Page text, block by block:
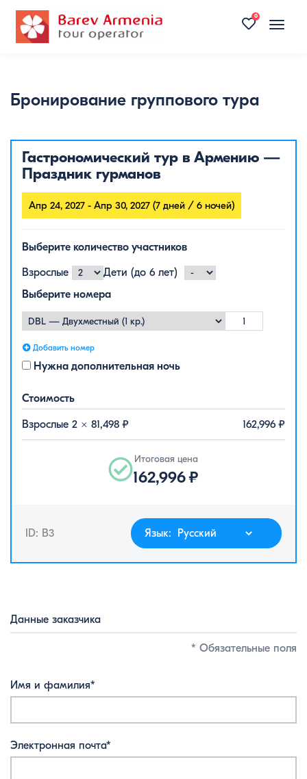
Toggle
0
Бронирование группового тура
Гастрономический тур в Армению —
Праздник гурманов
Апр 24, 2027 - Апр 30, 2027 (7 дней / 6 ночей)
Итоговая цена
162,996₽
Выберите количество участников
Взрослые
Дети (до 6 лет)
Выберите номера
Добавить номер
Нужна дополнительная ночь
Стоимость
Взрослые 2 × 81,498 ₽ 162,996 ₽
ID: B3 Язык:
Данные заказчика
* Обязательные поля
Имя и фамилия*
Электронная почта*